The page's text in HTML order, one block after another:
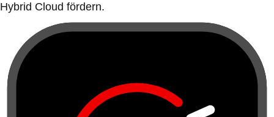
Hybrid Cloud fördern.